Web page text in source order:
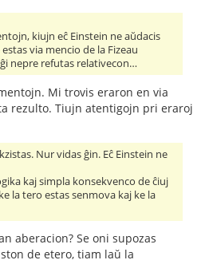
kiujn eĉ Einstein ne aŭdacis
via mencio de la Fizeau
nepre refutas relativecon…
Mi trovis eraron en via
rezulto. Tiujn atentigojn pri eraroj
Nur vidas ĝin. Eĉ Einstein ne
kaj simpla konsekvenco de ĉiuj
la tero estas senmova kaj ke la
aberacion? Se oni supozas
de etero, tiam laŭ la